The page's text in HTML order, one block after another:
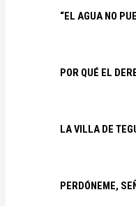
“EL AGUA NO
POR QUÉ EL
LA VILLA DE
PERDÓNEME,